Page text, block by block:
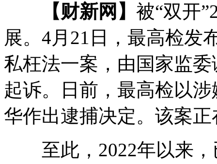
【财新网】 被“双开
展。4月21日，最高检发
私枉法一案，由国家监
起诉。日前，最高检以
华作出逮捕决定。该案
至此，2022年以来，